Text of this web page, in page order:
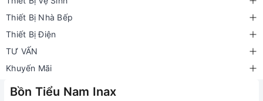
Thiết Bị Nhà Bếp
Thiết Bị Điện
TƯ VẤN
Khuyến Mãi
Bồn Tiểu Nam Inax